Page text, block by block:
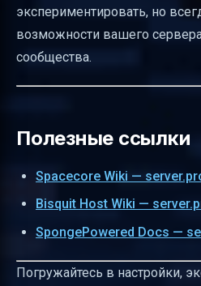
экспериментировать, но
возможности вашего
сообщества.
Полезные ссылки
Spacecore Wiki —
Bisquit Host Wiki —
SpongePowered Docs —
Погружайтесь в настройки,